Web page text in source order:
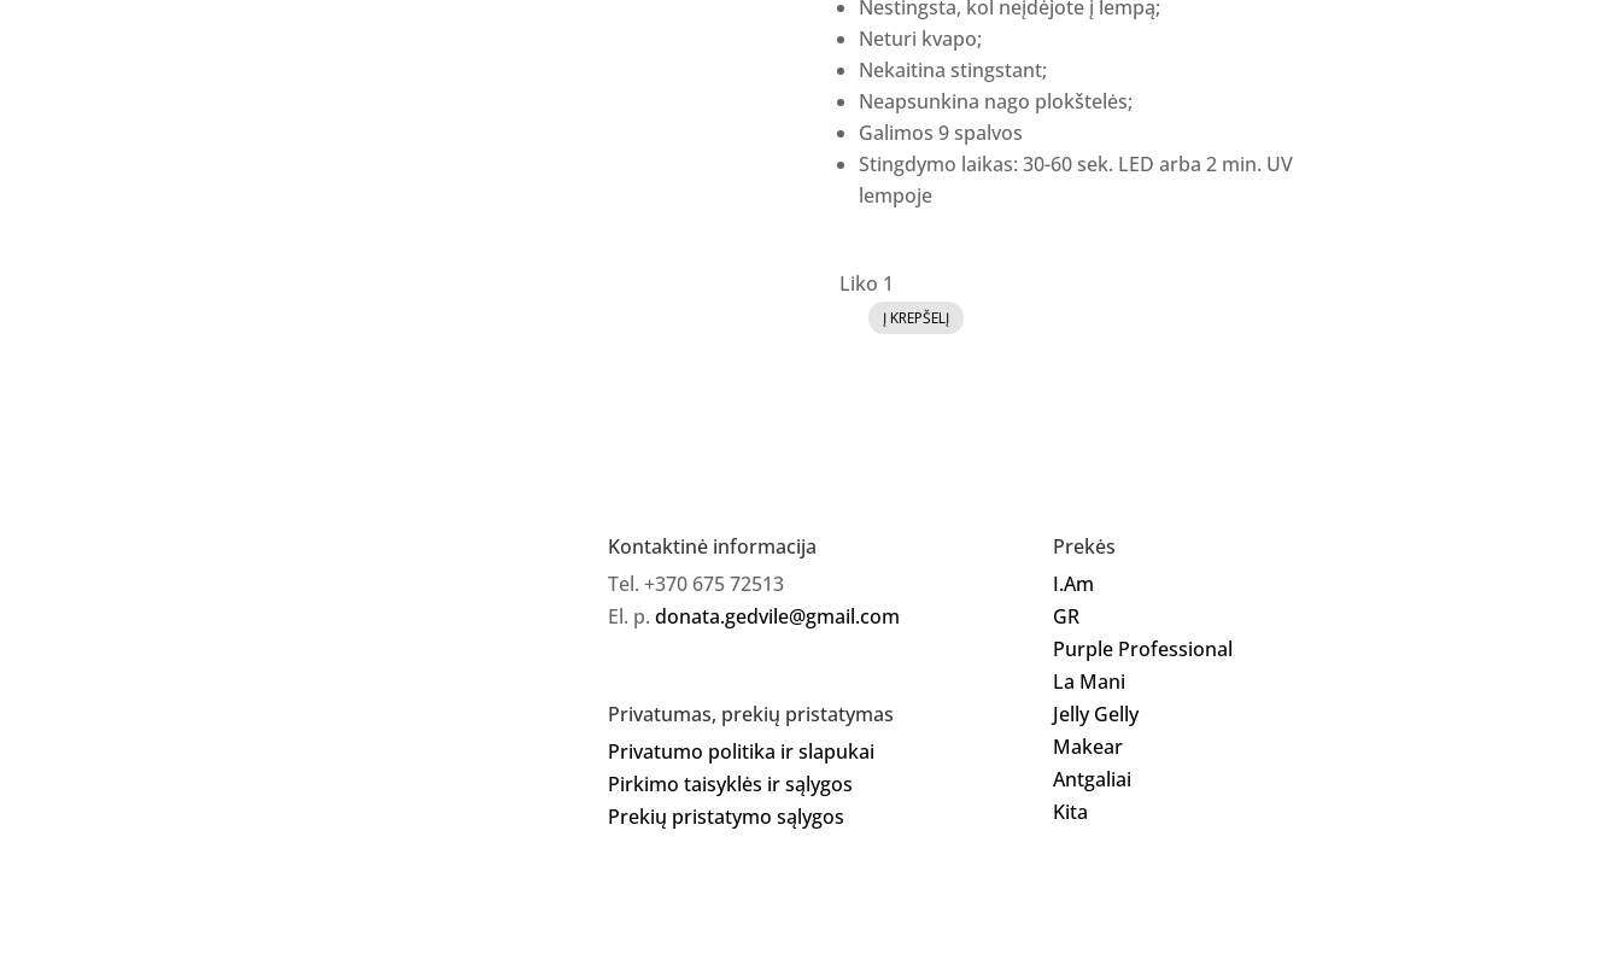
Nestingsta, kol neįdėjote į lempą;
Neturi kvapo;
Nekaitina stingstant;
Neapsunkina nago plokštelės;
Galimos 9 spalvos
Stingdymo laikas: 30-60 sek. LED arba 2 min. UV
lempoje
Liko 1
produkto
Į KREPŠELĮ
Kontaktinė informacija
Tel. +370 675 72513
El. p. donata.gedvile@gmail.com
Privatumas, prekių pristatymas
Privatumo politika ir slapukai
Pirkimo taisyklės ir sąlygos
Prekių pristatymo sąlygos
Prekės
I.Am
GR
Purple Professional
La Mani
Jelly Gelly
Makear
Antgaliai
Kita